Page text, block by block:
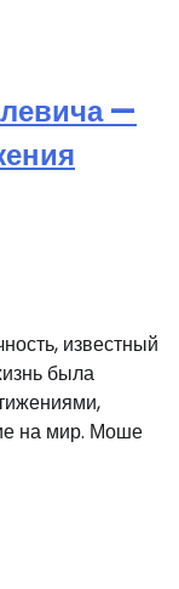
—
известный
была
на мир. Моше